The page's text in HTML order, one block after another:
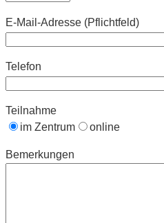
E-Mail-Adresse (Pflichtfeld)
Telefon
Teilnahme
im Zentrum
online
Bemerkungen